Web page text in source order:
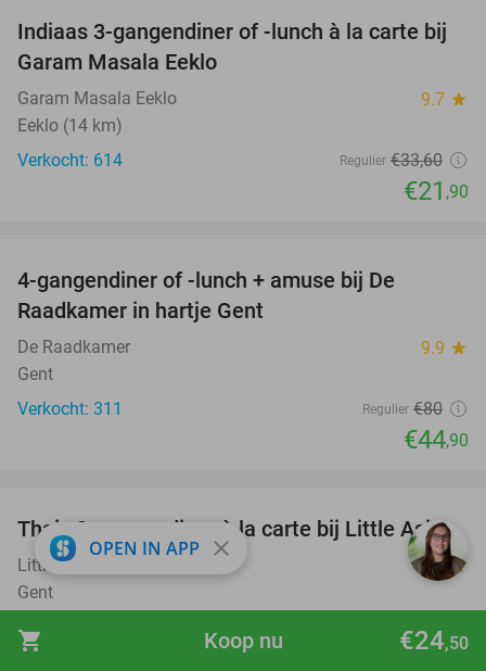
shopping_cart €24,50
Koop nu
35%
Indiaas 3-gangendiner of -lunch à la carte bij
Garam Masala Eeklo
Garam Masala Eeklo 9.7 star
Eeklo (14 km)
Verkocht: 614
Regulier €33,60
€21 ,90
4-gangendiner of -lunch + amuse bij De
Raadkamer in hartje Gent
De Raadkamer 9.9 star
Gent
Verkocht: 311
Regulier €80
€44,90
45%
Thais 3-gangendiner à la carte bij Little Asia
Little Asia Gent 9.1 star
Gent
Verkocht: 431
€36,40
€19,90
OPEN IN APP close